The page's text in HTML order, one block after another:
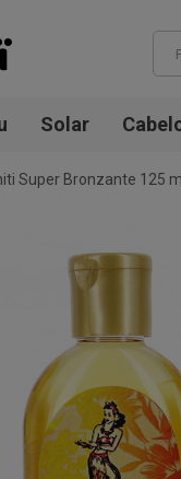
Solar
Super Bronzante 125 ml